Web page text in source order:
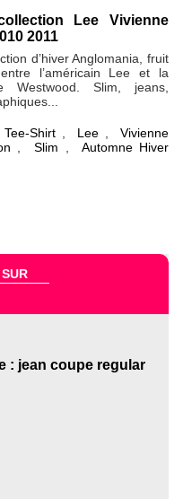
Lee Vivienne
2011
d’hiver Anglomania, fruit
l’américain Lee et la
Westwood. Slim, jeans,
Tee-Shirt Lee
Vivienne
,Slim
Automne Hiver
: jean coupe regular